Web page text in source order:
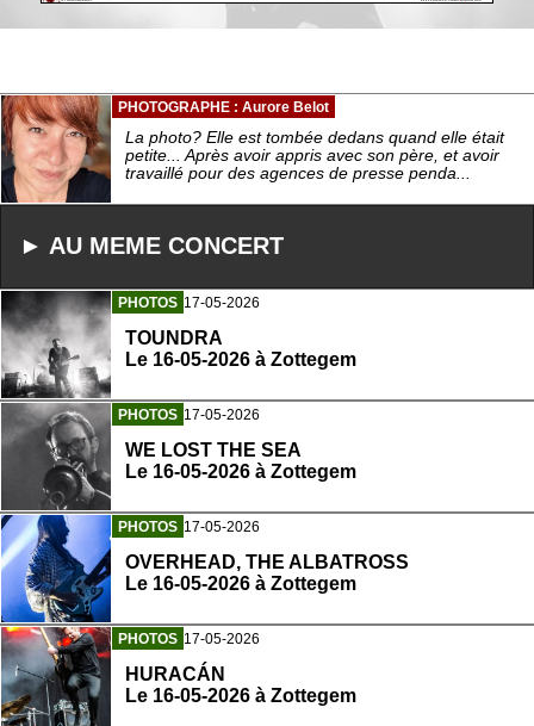
PHOTOGRAPHE : Aurore Belot
La photo? Elle est tombée dedans quand elle était
petite... Après avoir appris avec son père, et avoir
travaillé pour des agences de presse penda...
► AU MEME CONCERT
PHOTOS 17-05-2026
TOUNDRA
Le 16-05-2026 à Zottegem
PHOTOS 17-05-2026
WE LOST THE SEA
Le 16-05-2026 à Zottegem
PHOTOS 17-05-2026
OVERHEAD, THE ALBATROSS
Le 16-05-2026 à Zottegem
PHOTOS 17-05-2026
HURACÁN
Le 16-05-2026 à Zottegem